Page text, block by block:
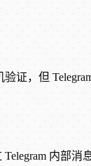
证，但
内部